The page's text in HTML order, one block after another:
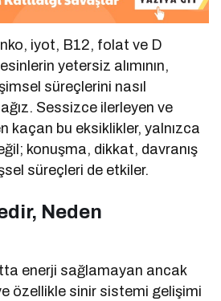
iyot, B12, folat ve D
yetersiz alımının,
süreçlerini nasıl
Sessizce ilerleyen ve
kaçan bu eksiklikler, yalnızca
konuşma, dikkat, davranış
süreçleri de etkiler.
Neden
enerji sağlamayan ancak
ve özellikle sinir sistemi gelişimi